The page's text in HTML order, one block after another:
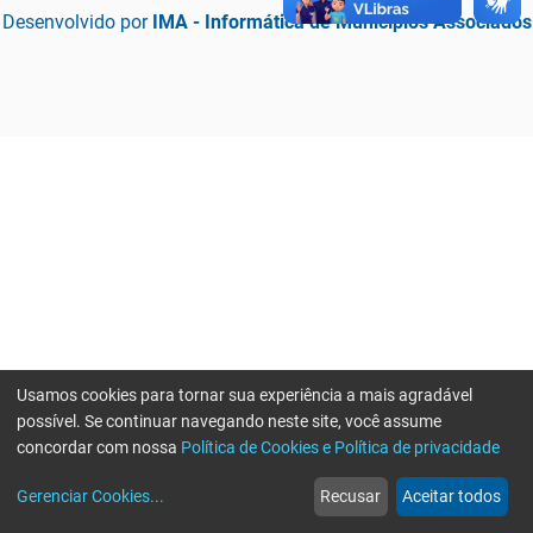
Desenvolvido por IMA - Informática de Municípios Associados
web
Notícias
more_horiz
Mais
Usamos cookies para tornar sua experiência a mais agradável
possível. Se continuar navegando neste site, você assume
concordar com nossa Política de Cookies e Política de privacidade
Gerenciar Cookies... Recusar Aceitar todos
Erro ao enviar informações, por favor tente novamente